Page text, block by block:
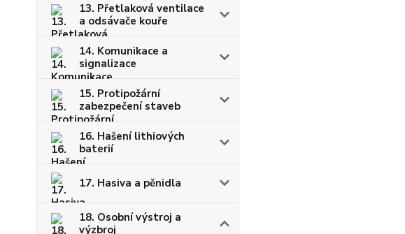
13. Přetlaková ventilace
a odsávače kouře
14. Komunikace a
signalizace
15. Protipožární
zabezpečení staveb
16. Hašení lithiových
baterií
17. Hasiva a pěnidla
18. Osobní výstroj a
výzbroj